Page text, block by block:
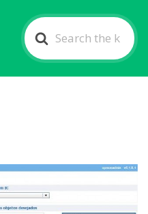
Search
For